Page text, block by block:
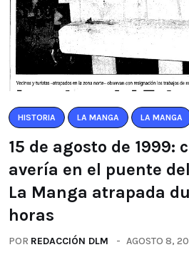
HISTORIA LA MANGA LA MANGA
15 de agosto de 1999:
avería en el puente
La Manga atrapada
horas
POR REDACCIÓN DLM AGOSTO 8,